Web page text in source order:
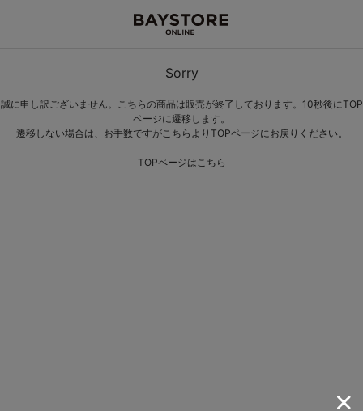
Sorry
誠に申し訳ございません。こちらの商品は販売が終了しております。10秒後にTOP
ページに遷移します。
遷移しない場合は、お手数ですがこちらよりTOPページにお戻りください。
TOPページはこちら